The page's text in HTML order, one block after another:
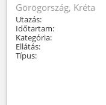
Görögország, Kréta
Utazás:
Időtartam:
Kategória:
Ellátás:
Típus: